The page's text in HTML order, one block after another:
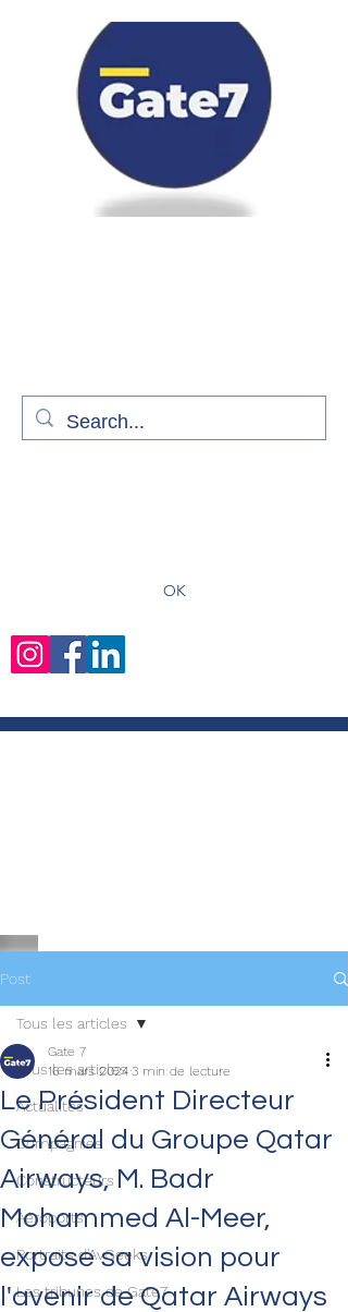
OK
Post
Tous les articles
Actualités
Compagnies
Constructeurs
Aéroports
Portraits d'AvGeeks
Les tribunes de Gate7
Tous les articles
Le Président Directeur
Général du Groupe Qatar
Airways, M. Badr
Mohammed Al-Meer,
expose sa vision pour
l'avenir de Qatar Airways
Gate 7
16 mars 20243 min de lecture